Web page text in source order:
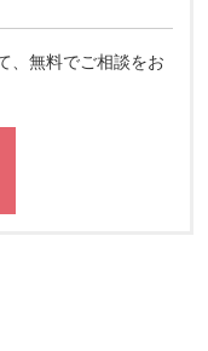
、無料でご相談をお